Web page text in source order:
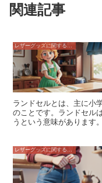
関連記事
ランドセルとは、主に小
のことです。ランドセル
うという意味があります
で、硬い作りになってい
ためです。また、ランド
策が施されていることが
なくてはならないアイテ